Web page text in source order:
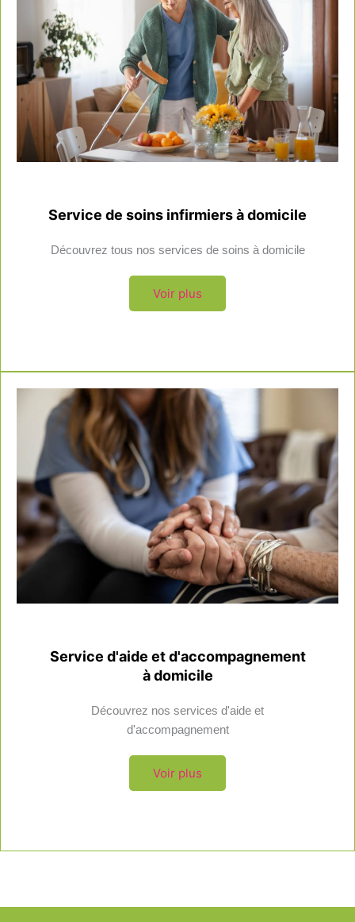
Service de soins infirmiers à domicile
Découvrez tous nos services de soins à domicile
Voir plus
Service d'aide et d'accompagnement
à domicile
Découvrez nos services d'aide et
d'accompagnement
Voir plus